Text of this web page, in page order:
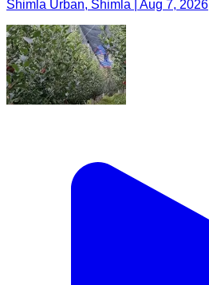
Shimla Urban, Shimla | Aug 7, 2026